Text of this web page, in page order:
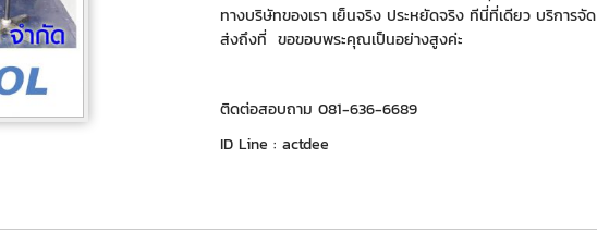
ทางบริษัทของเรา เย็นจริง ประหยัดจริง ทีนี่ที่เดียว บริการจัด
ส่งถึงที่ ขอขอบพระคุณเป็นอย่างสูงค่ะ
ติดต่อสอบถาม 081-636-6689
ID Line : actdee